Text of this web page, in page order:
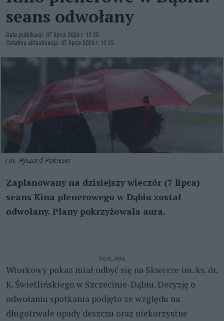
seans odwołany
Data publikacji: 07 lipca 2026 r. 13:25
Ostatnia aktualizacja: 07 lipca 2026 r. 13:25
Fot. Ryszard Pakieser
Zaplanowany na dzisiejszy wieczór (7 lipca)
seans Kina plenerowego w Dąbiu został
odwołany. Plany pokrzyżowała aura.
REKLAMA
Wtorkowy pokaz miał odbyć się na Skwerze im. ks. dr.
K. Świetlińskiego w Szczecinie-Dąbiu. Decyzję o
odwołaniu spotkania podjęto ze względu na
długotrwałe opady deszczu oraz niekorzystne